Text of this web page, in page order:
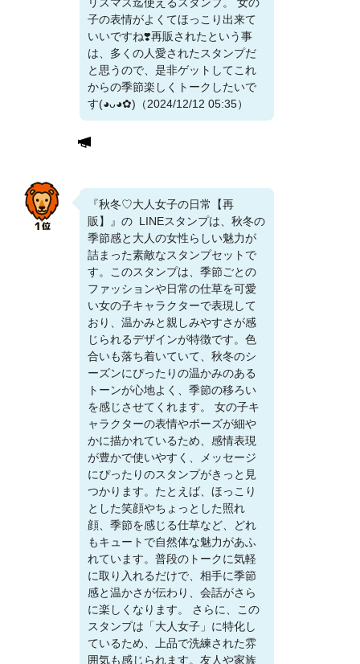
子の表情がよくてほっこり出来て
いいですね❣️再販されたという事
は、多くの人愛されたスタンプだ
と思うので、是非ゲットしてこれ
からの季節楽しくトークしたいで
す(⁠◕⁠ᴗ⁠◕⁠✿⁠)（2024/12/12 05:35）
『秋冬♡大人女子の日常【再
販】』の LINEスタンプは、秋冬の
季節感と大人の女性らしい魅力が
詰まった素敵なスタンプセットで
す。このスタンプは、季節ごとの
ファッションや日常の仕草を可愛
い女の子キャラクターで表現して
おり、温かみと親しみやすさが感
じられるデザインが特徴です。色
合いも落ち着いていて、秋冬のシ
ーズンにぴったりの温かみのある
トーンが心地よく、季節の移ろい
を感じさせてくれます。 女の子キ
ャラクターの表情やポーズが細や
かに描かれているため、感情表現
が豊かで使いやすく、メッセージ
にぴったりのスタンプがきっと見
つかります。たとえば、ほっこり
とした笑顔やちょっとした照れ
顔、季節を感じる仕草など、どれ
もキュートで自然体な魅力があふ
れています。普段のトークに気軽
に取り入れるだけで、相手に季節
感と温かさが伝わり、会話がさら
に楽しくなります。 さらに、この
スタンプは「大人女子」に特化し
ているため、上品で洗練された雰
囲気も感じられます。友人や家族